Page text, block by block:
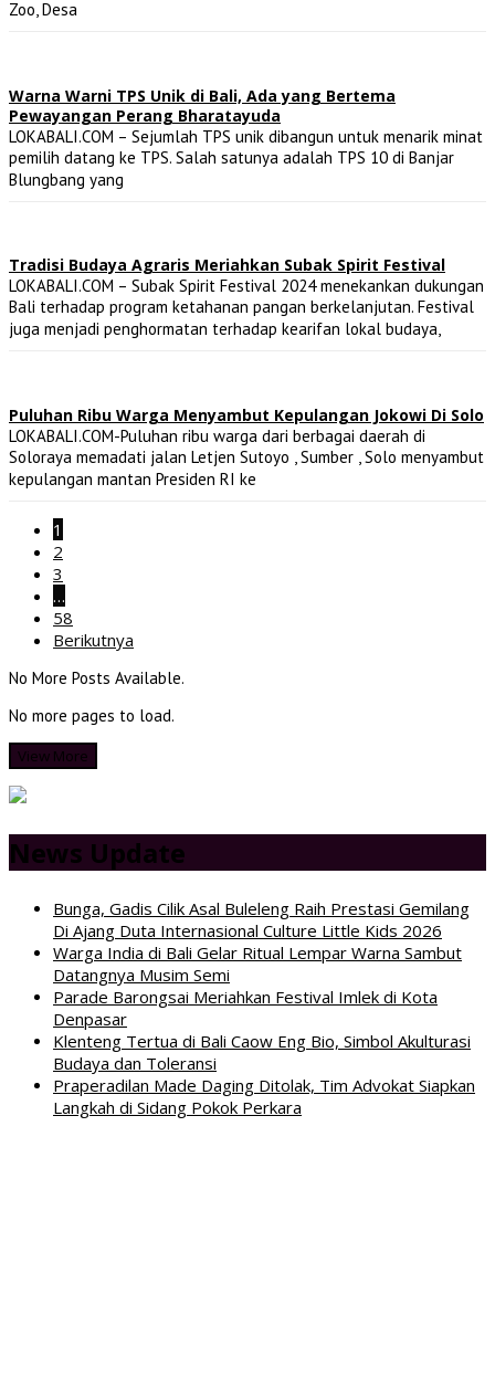
Zoo, Desa
Warna Warni TPS Unik di Bali, Ada yang Bertema
Pewayangan Perang Bharatayuda
LOKABALI.COM – Sejumlah TPS unik dibangun untuk menarik minat
pemilih datang ke TPS. Salah satunya adalah TPS 10 di Banjar
Blungbang yang
Tradisi Budaya Agraris Meriahkan Subak Spirit Festival
LOKABALI.COM – Subak Spirit Festival 2024 menekankan dukungan
Bali terhadap program ketahanan pangan berkelanjutan. Festival
juga menjadi penghormatan terhadap kearifan lokal budaya,
Puluhan Ribu Warga Menyambut Kepulangan Jokowi Di Solo
LOKABALI.COM-Puluhan ribu warga dari berbagai daerah di
Soloraya memadati jalan Letjen Sutoyo , Sumber , Solo menyambut
kepulangan mantan Presiden RI ke
1
2
3
…
58
Berikutnya
No More Posts Available.
No more pages to load.
View More
News Update
Bunga, Gadis Cilik Asal Buleleng Raih Prestasi Gemilang
Di Ajang Duta Internasional Culture Little Kids 2026
Warga India di Bali Gelar Ritual Lempar Warna Sambut
Datangnya Musim Semi
Parade Barongsai Meriahkan Festival Imlek di Kota
Denpasar
Klenteng Tertua di Bali Caow Eng Bio, Simbol Akulturasi
Budaya dan Toleransi
Praperadilan Made Daging Ditolak, Tim Advokat Siapkan
Langkah di Sidang Pokok Perkara